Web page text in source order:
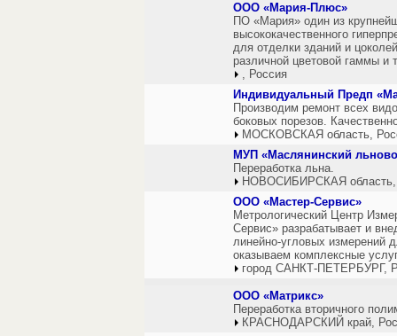
ООО «Мария-Плюс»
ПО «Мария» один из
высококачественного
для отделки зданий и
различной цветовой гаммы и
, Россия
Индивидуальный Предп
Производим ремонт всех
боковых порезов.
МОСКОВСКАЯ область,
МУП «Маслянинский
Переработка льна.
НОВОСИБИРСКАЯ область,
ООО «Мастер-Сервис»
Метрологический Центр
Сервис» разрабатывает и
линейно-угловых измерений
оказываем комплексные
город САНКТ-ПЕТЕРБУРГ,
ООО «Матрикс»
Переработка вторичного
КРАСНОДАРСКИЙ край,